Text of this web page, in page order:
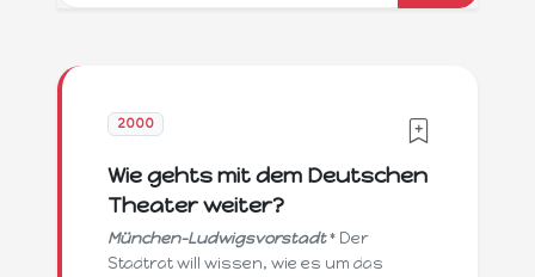
2000
Wie gehts mit dem Deutschen
Theater weiter?
München-Ludwigsvorstadt* Der
Stadtrat will wissen, wie es um das